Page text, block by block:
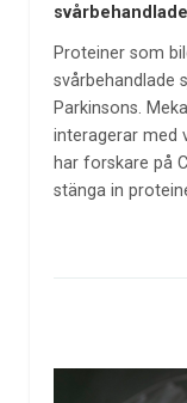
Proteiner som
svårbehandlade
Parkinsons.
interagerar med
har forskare på
stänga in